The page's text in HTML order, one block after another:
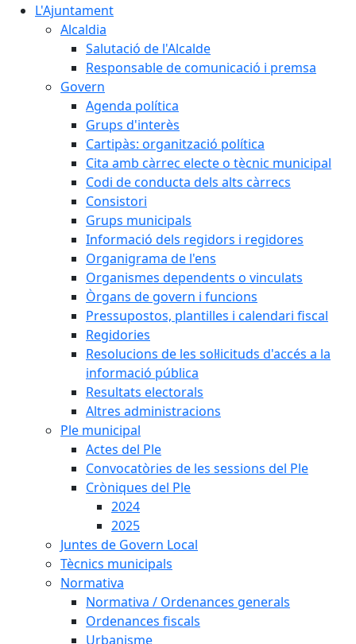
L'Ajuntament
Alcaldia
Salutació de l'Alcalde
Responsable de comunicació i premsa
Govern
Agenda política
Grups d'interès
Cartipàs: organització política
Cita amb càrrec electe o tècnic municipal
Codi de conducta dels alts càrrecs
Consistori
Grups municipals
Informació dels regidors i regidores
Organigrama de l'ens
Organismes dependents o vinculats
Òrgans de govern i funcions
Pressupostos, plantilles i calendari fiscal
Regidories
Resolucions de les sol·licituds d'accés a la
informació pública
Resultats electorals
Altres administracions
Ple municipal
Actes del Ple
Convocatòries de les sessions del Ple
Cròniques del Ple
2024
2025
Juntes de Govern Local
Tècnics municipals
Normativa
Normativa / Ordenances generals
Ordenances fiscals
Urbanisme